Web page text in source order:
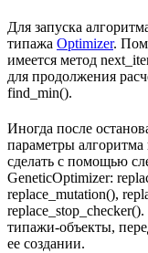
Для запуска
типажа Optimizer.
имеется метод
для продолжения
find_min().
Иногда после
параметры
сделать с помощью
GeneticOptimizer:
replace_mutation(),
типажи-объекты,
ее создании.